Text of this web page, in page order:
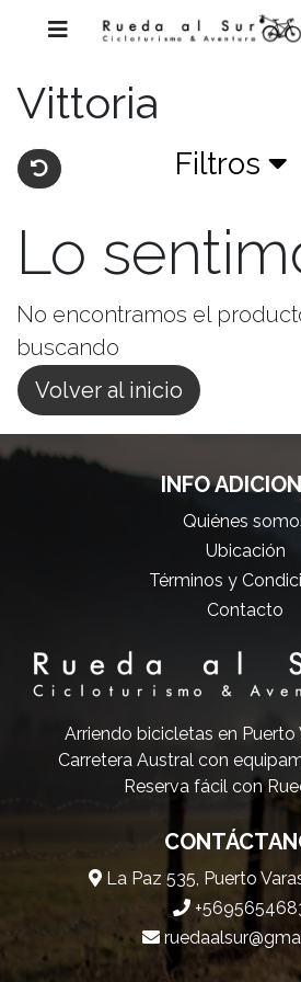
Vittoria
Filtros
Lo
No encontramos el
buscando
Volver al inicio
INFO
Quiénes
Ubicación
Términos y
Contacto
Arriendo bicicletas en Puerto
Carretera Austral con
Reserva fácil con
La Paz 535, Puerto